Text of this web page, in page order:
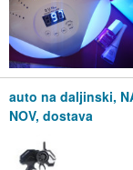
auto na daljinski,
NOV, dostava